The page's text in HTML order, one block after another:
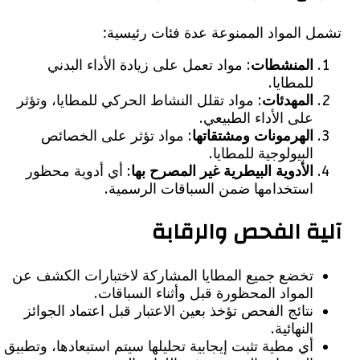
المواد الممنوعة عدة فئات رئيسية:
المنشطات: مواد تعمل على زيادة الأداء البدني
المهدئات: مواد تقلل النشاط الحركي للمطايا، وتؤثر
على الأداء الطبيعي.
الهرمونات ومشتقاتها: مواد تؤثر على الخصائص
البيولوجية للمطايا.
الأدوية البيطرية غير المصرح بها: أي أدوية محظور
استخدامها ضمن السباقات الرسمية.
الفحص والرقابة
تخضع جميع المطايا المشاركة لاختبارات الكشف عن
المواد المحظورة قبل وأثناء السباقات.
نتائج الفحص تؤخذ بعين الاعتبار قبل اعتماد الجوائز
أي مطية تثبت إيجابية تحليلها سيتم استبعادها، وتطبيق